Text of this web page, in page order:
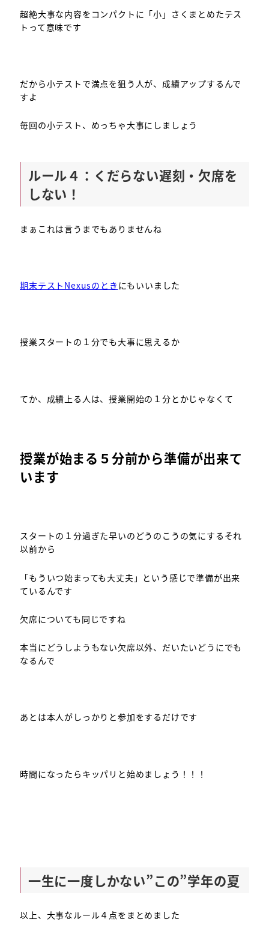
超絶大事な内容をコンパクトに「小」さくまとめたテス
トって意味です
だから小テストで満点を狙う人が、成績アップするんで
すよ
毎回の小テスト、めっちゃ大事にしましょう
ルール４：くだらない遅刻・欠席を
しない！
まぁこれは言うまでもありませんね
期末テストNexusのとき にもいいました
授業スタートの１分でも大事に思えるか
てか、成績上る人は、授業開始の１分とかじゃなくて
授業が始まる５分前から準備が出来て
います
スタートの１分過ぎた早いのどうのこうの気にするそれ
以前から
「もういつ始まっても大丈夫」という感じで準備が出来
ているんです
欠席についても同じですね
本当にどうしようもない欠席以外、だいたいどうにでも
なるんで
あとは本人がしっかりと参加をするだけです
時間になったらキッパリと始めましょう！！！
一生に一度しかない”この”学年の夏
以上、大事なルール４点をまとめました